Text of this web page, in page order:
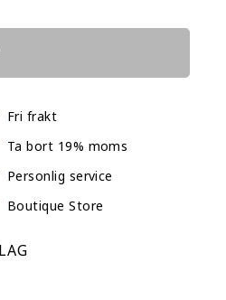
Fri frakt
Ta bort 19% moms
Personlig service
Boutique Store